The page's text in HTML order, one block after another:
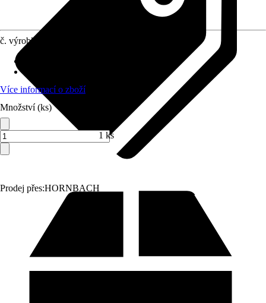
Prodej přes:HORNBACH
č. výrobku
Více informací o zboží
Množství (ks)
1 ks